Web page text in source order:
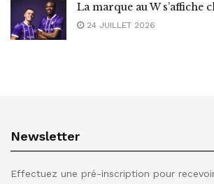
La marque au W s’affiche
24 JUILLET 2026
Newsletter
Effectuez une pré-inscription pour